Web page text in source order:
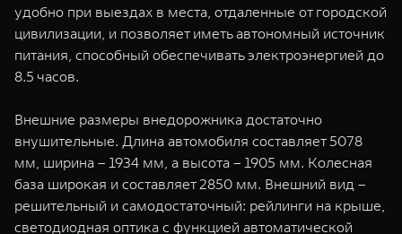
удобно при выездах в места, отдаленные от городской
цивилизации, и позволяет иметь автономный источник
питания, способный обеспечивать электроэнергией до
8.5 часов.
Внешние размеры внедорожника достаточно
внушительные. Длина автомобиля составляет 5078
мм, ширина – 1934 мм, а высота – 1905 мм. Колесная
база широкая и составляет 2850 мм. Внешний вид –
решительный и самодостаточный: рейлинги на крыше,
светодиодная оптика с функцией автоматической